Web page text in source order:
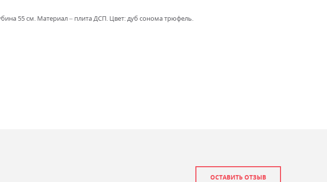
55 см. Материал – плита ДСП. Цвет: дуб сонома трюфель.
ОСТАВИТЬ ОТЗЫВ